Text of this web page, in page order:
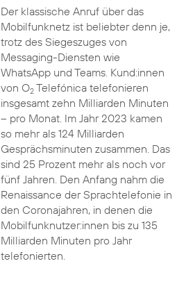
Der klassische Anruf über das
Mobilfunknetz ist beliebter denn je,
trotz des Siegeszuges von
Messaging-Diensten wie
WhatsApp und Teams. Kund:innen
von O2Telefónica telefonieren
insgesamt zehn Milliarden Minuten
– pro Monat. Im Jahr 2023 kamen
so mehr als 124 Milliarden
Gesprächsminuten zusammen. Das
sind 25 Prozent mehr als noch vor
fünf Jahren. Den Anfang nahm die
Renaissance der Sprachtelefonie in
den Coronajahren, in denen die
Mobilfunknutzer:innen bis zu 135
Milliarden Minuten pro Jahr
telefonierten.